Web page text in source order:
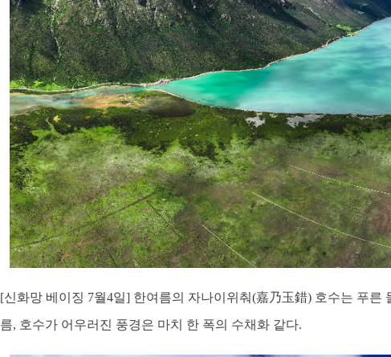
[신화망 베이징 7월4일] 한여름의 자나이위춰(嘉乃玉錯) 호수는 푸
름, 호수가 어우러진 풍경은 마치 한 폭의 수채화 같다.